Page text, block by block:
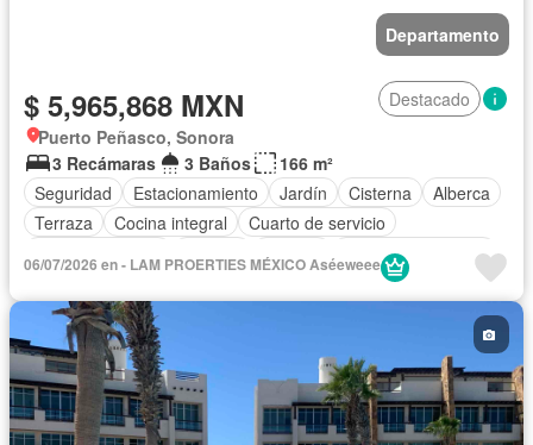
Departamento
$ 5,965,868 MXN
Destacado
Puerto Peñasco, Sonora
3 Recámaras
3 Baños
166 m²
Seguridad
Estacionamiento Jardín Cisterna
Alberca
Terraza
Cocina integral
Cuarto de servicio
Bodega
Aire acondicionado
Chimenea
Vista panorámica
Caseta de vigilancia
06/07/2026 en - LAM PROERTIES MÉXICO Aséeweee